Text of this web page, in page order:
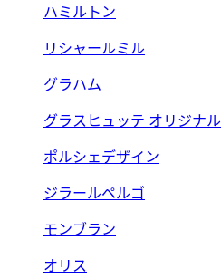
ハミルトン
リシャールミル
グラハム
グラスヒュッテ オリジナル
ポルシェデザイン
ジラールペルゴ
モンブラン
オリス